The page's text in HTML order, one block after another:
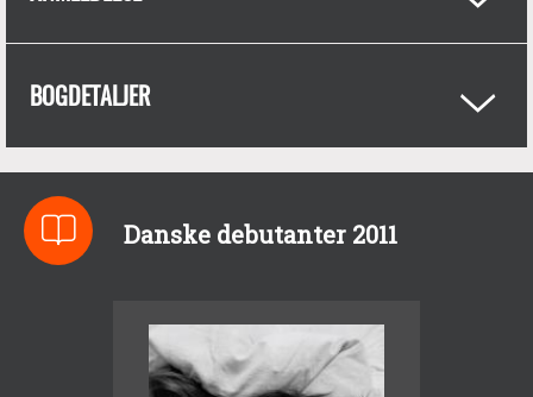
BOGDETALJER
Danske debutanter 2011